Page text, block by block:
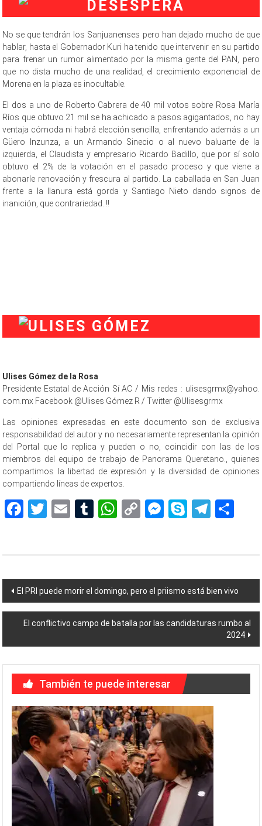
No se que tendrán los Sanjuanenses pero han dejado mucho de que
hablar, hasta el Gobernador Kuri ha tenido que intervenir en su partido
para frenar un rumor alimentado por la misma gente del PAN, pero
que no dista mucho de una realidad, el crecimiento exponencial de
Morena en la plaza es inocultable.
El dos a uno de Roberto Cabrera de 40 mil votos sobre Rosa María
Ríos que obtuvo 21 mil se ha achicado a pasos agigantados, no hay
ventaja cómoda ni habrá elección sencilla, enfrentando además a un
Güero Inzunza, a un Armando Sinecio o al nuevo baluarte de la
izquierda, el Claudista y empresario Ricardo Badillo, que por sí solo
obtuvo el 2% de la votación en el pasado proceso y que viene a
abonarle renovación y frescura al partido. La caballada en San Juan
frente a la llanura está gorda y Santiago Nieto dando signos de
inanición, que contrariedad..!!
Ulises Gómez de la Rosa
Presidente Estatal de Acción Sí AC / Mis redes : ulisesgrmx@yahoo.
com.mx Facebook @Ulises Gómez R / Twitter @Ulisesgrmx
Las opiniones expresadas en este documento son de exclusiva
responsabilidad del autor y no necesariamente representan la opinión
del Portal que lo replica y pueden o no, coincidir con las de los
miembros del equipo de trabajo de Panorama Queretano., quienes
compartimos la libertad de expresión y la diversidad de opiniones
compartiendo líneas de expertos.
Facebook
Twitter
EmailTumblr
WhatsApp
CopyMessenger
Skype
Navegación
de
entradas
El PRI puede morir el domingo, pero el priismo está bien vivo
El conflictivo campo de batalla por las candidaturas rumbo al
2024
También te puede interesar